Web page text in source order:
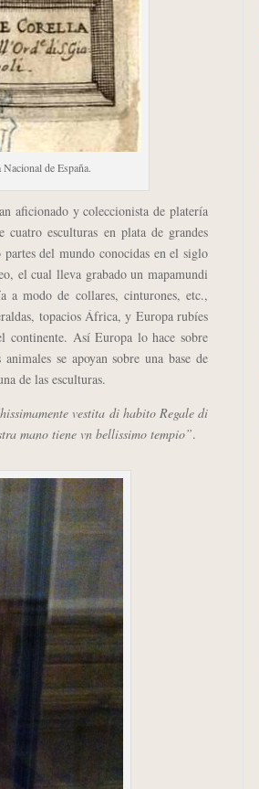
de España.
aficionado y coleccionista de platería
esculturas en plata de grandes
partes del mundo conocidas en el siglo
el cual lleva grabado un mapamundi
a modo de collares, cinturones, etc.,
topacios África, y Europa rubíes
continente. Así Europa lo hace sobre
se apoyan sobre una base de
de las esculturas.
vestita di habito Regale di
mano tiene vn bellissimo tempio”.